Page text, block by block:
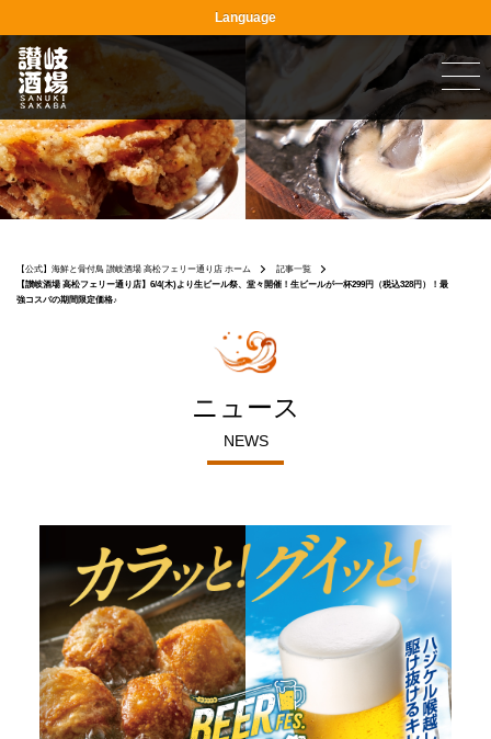
【公式】海鮮と骨付鳥 讃岐酒場 高松フェリー通り店 ホーム
記事一覧
【讃岐酒場 高松フェリー通り店】6/4(木)より生ビール祭、堂々開催！生ビールが一杯299円（税込328円）！最
強コスパの期間限定価格♪
ニュース
NEWS
Language